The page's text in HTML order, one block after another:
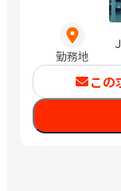
勤務地
この